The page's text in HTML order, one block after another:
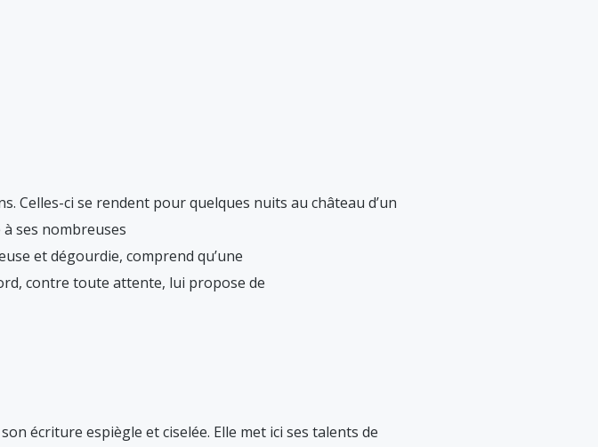
Celles-ci se rendent pour quelques nuits au château d’un
ses nombreuses
et dégourdie, comprend qu’une
contre toute attente, lui propose de
écriture espiègle et ciselée. Elle met ici ses talents de